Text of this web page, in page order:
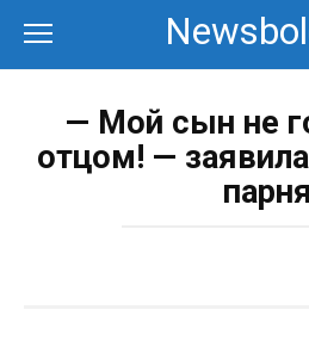
контенту
— Мой сын не
отцом! —
парня